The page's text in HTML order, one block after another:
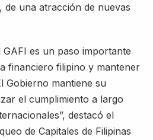
de una atracción de nuevas
GAFI es un paso importante
financiero filipino y mantener
Gobierno mantiene su
el cumplimiento a largo
destacó el
de Capitales de Filipinas